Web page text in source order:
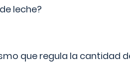
leche?
que regula la cantidad